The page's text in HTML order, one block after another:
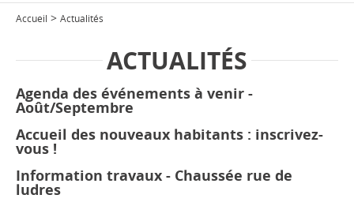
Accueil > Actualités
ACTUALITÉS
Agenda des événements à venir -
Août/Septembre
Accueil des nouveaux habitants : inscrivez-
vous !
Information travaux - Chaussée rue de
ludres